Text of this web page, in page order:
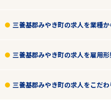
三養基郡みやき町
三養基郡みやき町の求人を業種
三養基郡みやき町の求人を雇用
三養基郡みやき町の求人をこだ